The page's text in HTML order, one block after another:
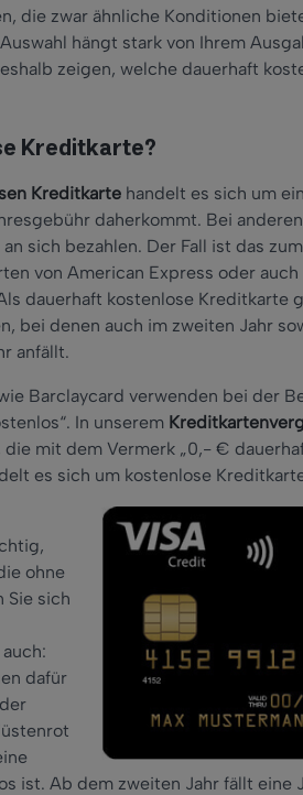
die zwar ähnliche Konditionen
hängt stark von Ihrem
zeigen, welche dauerhaft
Kreditkarte?
Kreditkarte handelt es sich um
daherkommt. Bei
sich bezahlen. Der Fall ist das
von American Express oder
dauerhaft kostenlose Kreditkarte
bei denen auch im zweiten Jahr
anfällt.
Barclaycard verwenden bei der
In unserem
die mit dem Vermerk „0,- €
es sich um kostenlose
ohne
Sie sich
dafür
ist. Ab dem zweiten Jahr fällt eine